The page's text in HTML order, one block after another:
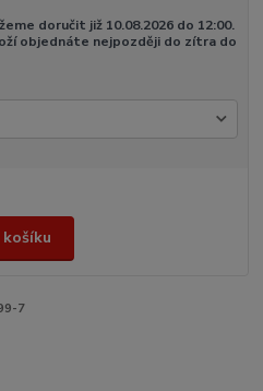
doručit již 10.08.2026 do 12:00.
objednáte nejpozději do zítra do
7